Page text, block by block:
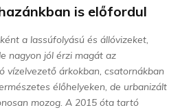
is előfordul
a lassúfolyású és állóvizeket,
nagyon jól érzi magát az
vízelvezető árkokban, csatornákban
élőhelyeken, de urbanizált
mozog. A 2015 óta tartó